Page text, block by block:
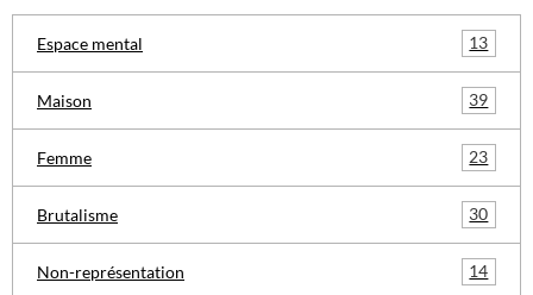
Espace mental 13
Maison 39
Femme 23
Brutalisme 30
Non-représentation 14